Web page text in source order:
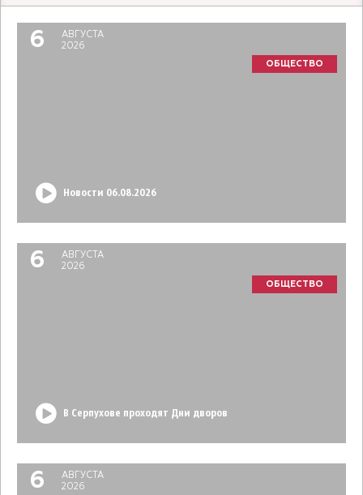
6
АВГУСТА
2026
ОБЩЕСТВО
Новости 06.08.2026
6
АВГУСТА
2026
ОБЩЕСТВО
В Серпухове проходят Дни дворов
6
АВГУСТА
2026